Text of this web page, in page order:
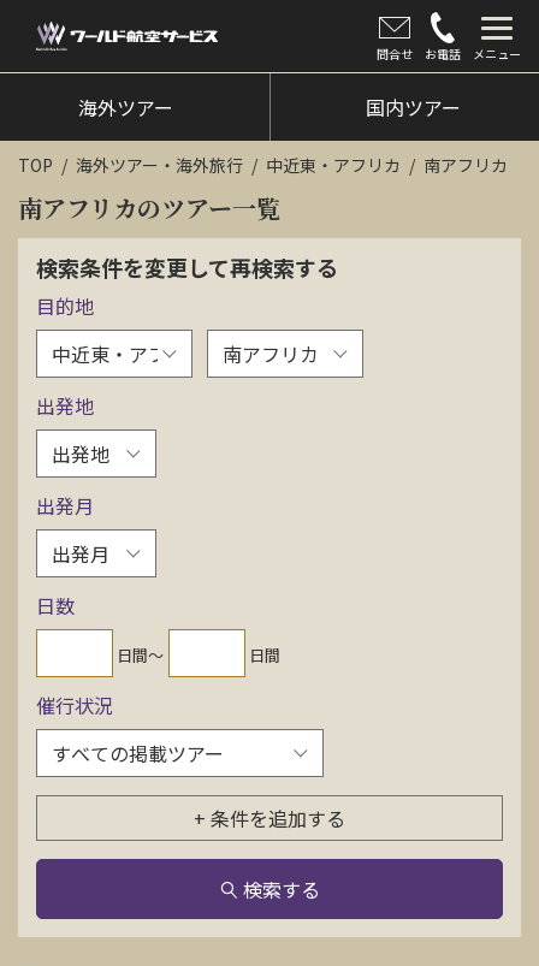
問合せ お電話 メニュー
海外ツアー
国内ツアー
クルーズツアー
ツアー催行状況
旅のひろば
イベント
新着情報
会社情報
資料請求
電話にてお問い合わせ
検索
海外ツアー 国内ツアー
TOP 海外ツアー・海外旅行 中近東・アフリカ 南アフリカ
南アフリカのツアー一覧
検索条件を変更して再検索する
目的地
出発地
出発月
日数
日間〜 日間
催行状況
+ 条件を追加する
検索する